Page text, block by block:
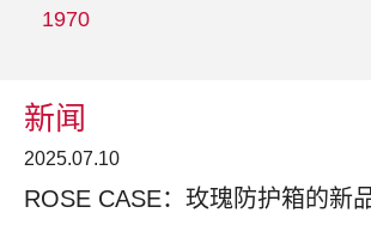
新闻
2025.07.10
ROSE CASE：玫瑰防护箱的新
1970